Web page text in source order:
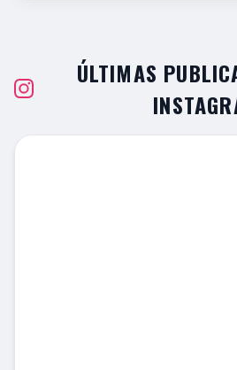
ÚLTIMAS